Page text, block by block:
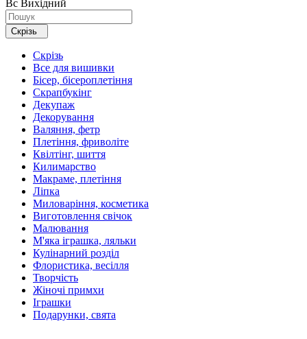
Вс Вихідний
Скрізь
Скрізь
Все для вишивки
Бісер, бісероплетіння
Скрапбукінг
Декупаж
Декорування
Валяння, фетр
Плетіння, фриволіте
Квілтінг, шиття
Килимарство
Макраме, плетіння
Ліпка
Миловаріння, косметика
Виготовлення свічок
Малювання
М'яка іграшка, ляльки
Кулінарний розділ
Флористика, весілля
Творчість
Жіночі примхи
Іграшки
Подарунки, свята